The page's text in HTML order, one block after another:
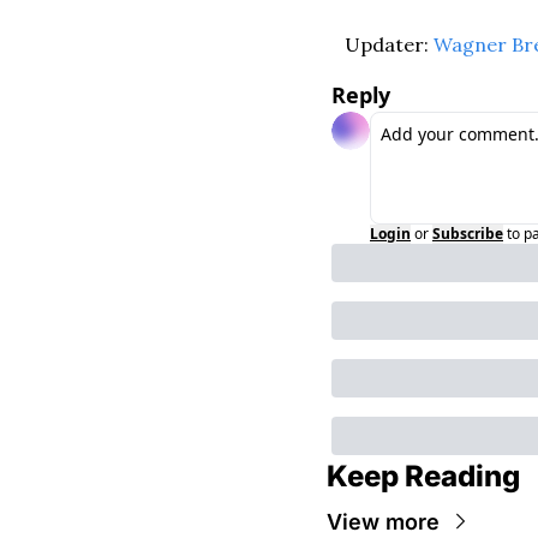
Updater: Wagner
Reply
Login orSubscribeto
Keep Reading
View more